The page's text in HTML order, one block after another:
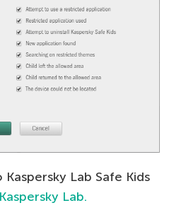
Lab Safe Kids
Lab.